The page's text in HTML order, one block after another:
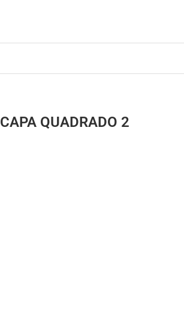
CAPA QUADRADO 2